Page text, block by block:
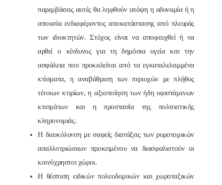
παρεμβάσεις αυτές θα ληφθούν υπόψη η αδυναμία ή η
απουσία ενδιαφέροντος αποκατάστασης από πλευράς
των ιδιοκτητών. Στόχος είναι να αποφευχθεί ή να
αρθεί ο κίνδυνος για τη δημόσια υγεία και την
ασφάλεια που προκαλείται από τα εγκαταλελειμμένα
κτίσματα, η αναβάθμιση των περιοχών με πλήθος
τέτοιων κτιρίων, η αξιοποίηση των ήδη υφιστάμενων
κτισμάτων και η προστασία της πολιτιστικής
κληρονομιάς.
Η διευκόλυνση με σαφείς διατάξεις των ρυμοτομικών
απαλλοτριώσεων προκειμένου να διασφαλιστούν οι
κοινόχρηστοι χώροι.
Η θέσπιση ειδικών πολεοδομικών και χωροταξικών